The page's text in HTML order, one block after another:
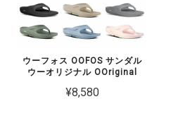
ウーフォス OOFOS サンダル
ウーオリジナル OOriginal
¥8,580